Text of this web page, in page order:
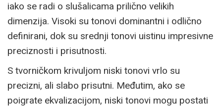
iako se radi o slušalicama prilično velikih
dimenzija. Visoki su tonovi dominantni i odlično
definirani, dok su srednji tonovi uistinu impresivne
preciznosti i prisutnosti.
S tvorničkom krivuljom niski tonovi vrlo su
precizni, ali slabo prisutni. Međutim, ako se
poigrate ekvalizacijom, niski tonovi mogu postati